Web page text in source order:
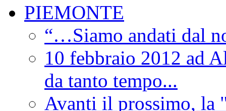
PIEMONTE
“…Siamo andati dal
10 febbraio 2012 ad
da tanto tempo...
Avanti il prossimo, la